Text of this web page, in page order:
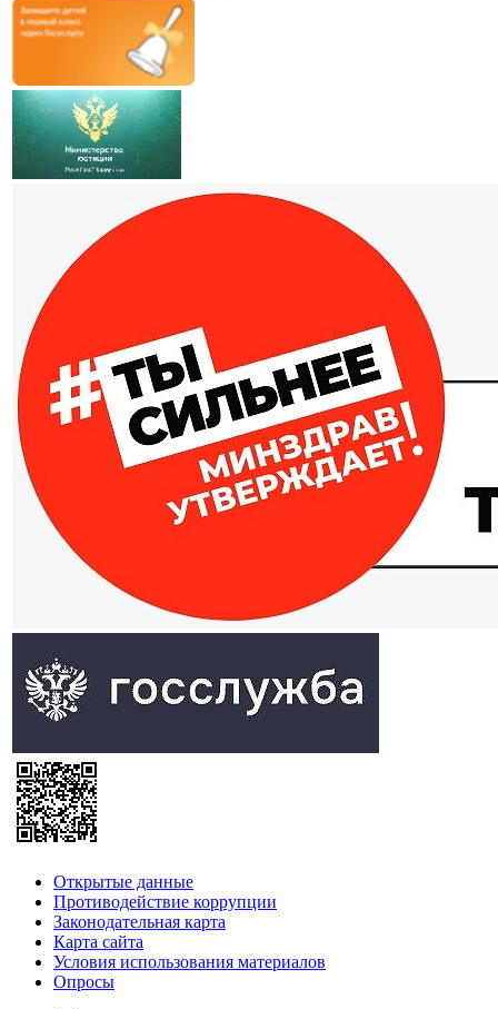
Открытые данные
Противодействие коррупции
Законодательная карта
Карта сайта
Условия использования материалов
Опросы